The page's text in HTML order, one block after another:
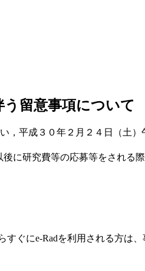
う留意事項について
平成３０年２月２４日（土
研究費等の応募等をされる
ぐにe-Radを利用される方は、